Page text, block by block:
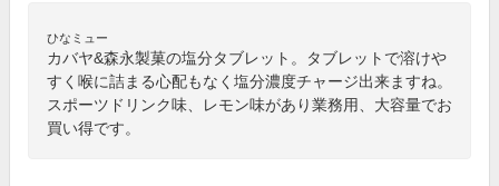
ひなミュー
カバヤ&森永製菓の塩分タブレット。タブレットで溶けや
すく喉に詰まる心配もなく塩分濃度チャージ出来ますね。
スポーツドリンク味、レモン味があり業務用、大容量でお
買い得です。